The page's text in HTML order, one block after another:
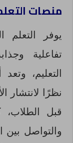
منصات
يوفر التعلم
تفاعلية
التعليم،
نظرًا لانتشار
قبل الطلاب،
والتواصل